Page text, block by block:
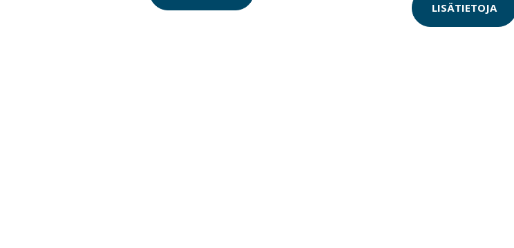
LISÄTIETOJA